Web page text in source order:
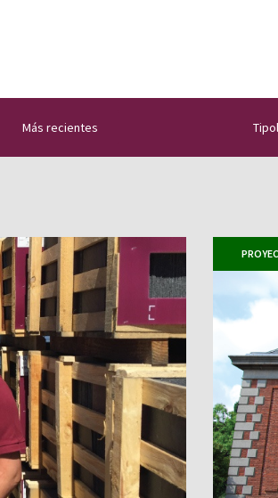
natural: nuevos
de cubiertas de
Más recientes